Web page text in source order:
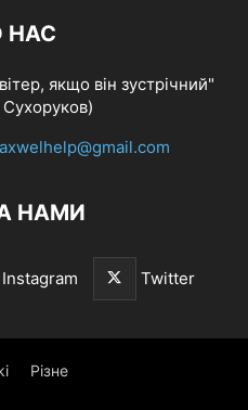
НАС
якщо він зустрічний"
НАМИ
Instagram Twitter
Різне